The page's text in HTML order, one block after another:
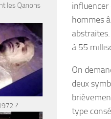
influencer
hommes
à 55
On
deux
type
les Qanons
?